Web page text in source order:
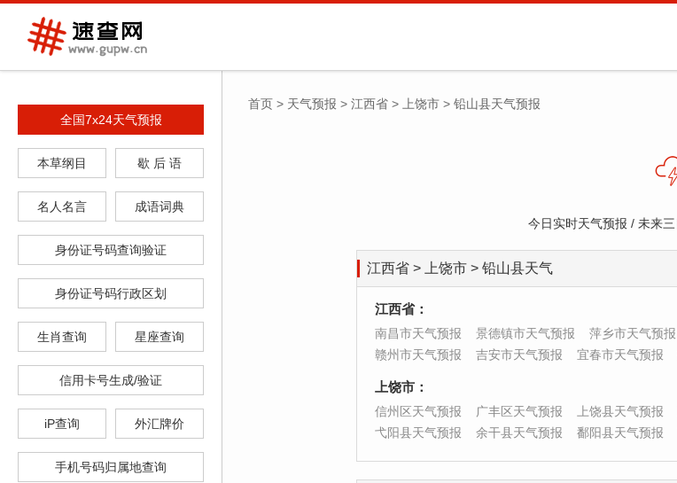
全国7x24天气预报
本草纲目 歇 后 语
名人名言 成语词典
身份证号码查询验证
身份证号码行政区划
生肖查询 星座查询
信用卡号生成/验证
iP查询 外汇牌价
手机号码归属地查询
首页 > 天气预报 > 江西省 > 上饶市 > 铅山县天气预报
今日实时天气预报 / 未来
江西省 > 上饶市 > 铅山县天气
江西省：
南昌市天气预报 景德镇市天气预报 萍乡市天气预报
赣州市天气预报
吉安市天气预报 宜春市天气预报
上饶市：
信州区天气预报 广丰区天气预报 上饶县天气预报
弋阳县天气预报
余干县天气预报 鄱阳县天气预报